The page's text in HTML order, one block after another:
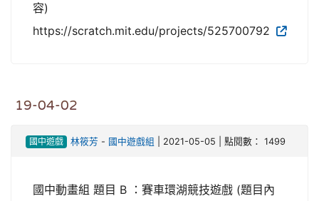
容)
https://scratch.mit.edu/projects/525700792
19-04-02
國中遊戲 林筱芳 - 國中遊戲組 | 2021-05-05 | 點閱數： 1499
國中動畫組 題目 B ：賽車環湖競技遊戲 (題目內